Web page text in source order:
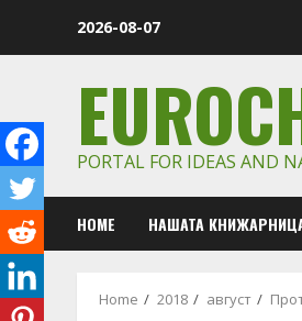
2026-08-07
PORTAL FOR IDEAS AND
HOME НАШАТА
Home 2018 август